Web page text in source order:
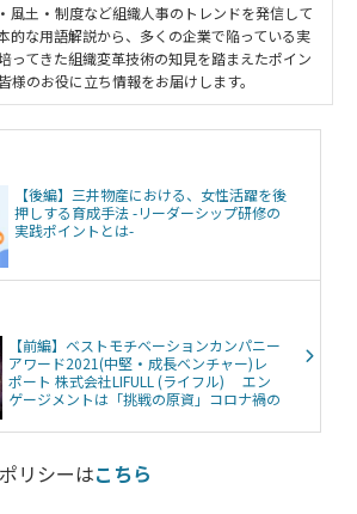
風土・制度など組織人事のトレンドを発信して
的な用語解説から、多くの企業で陥っている実
ってきた組織変革技術の知見を踏まえたポイン
様のお役に立ち情報をお届けします。
【後編】三井物産における、女性活躍を後
押しする育成手法 -リーダーシップ研修の
実践ポイントとは-
【前編】ベストモチベーションカンパニー
アワード2021(中堅・成長ベンチャー)レ
ポート 株式会社LIFULL (ライフル) エン
ゲージメントは「挑戦の原資」コロナ禍の
リシーはこちら